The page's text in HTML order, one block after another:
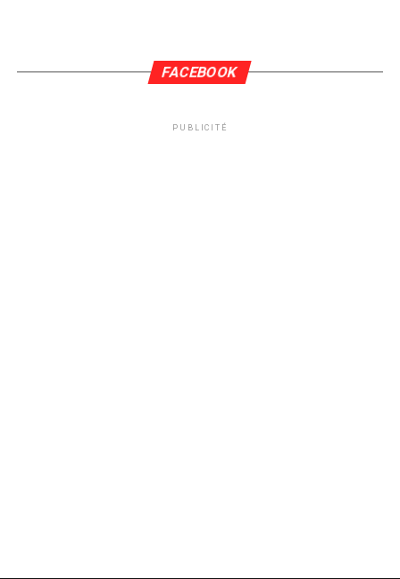
FACEBOOK
PUBLICITÉ